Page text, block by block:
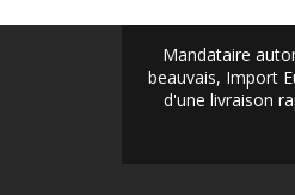
Mandataire
beauvais, Import
d'une livraison